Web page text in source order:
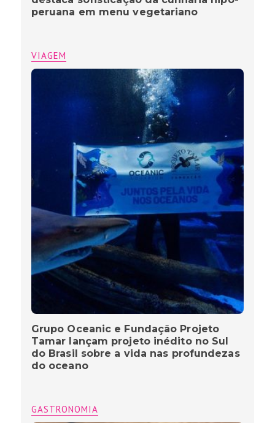
peruana em menu vegetariano
VIAGEM
Grupo Oceanic e Fundação Projeto
Tamar lançam projeto inédito no Sul
do Brasil sobre a vida nas profundezas
do oceano
GASTRONOMIA